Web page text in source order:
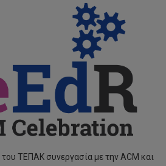
του ΤΕΠΑΚ συνεργασία με την ACM και